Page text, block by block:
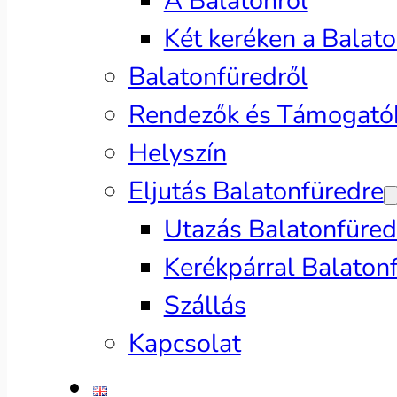
Két keréken a
Balatonfüredről
Rendezők és
Helyszín
Eljutás Balatonfüredre
Utazás
Kerékpárral
Szállás
Kapcsolat